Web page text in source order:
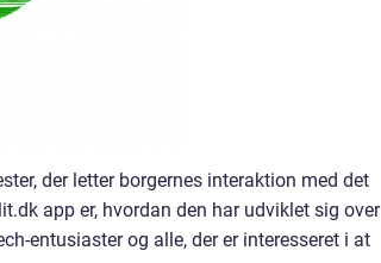
der letter borgernes interaktion med det
app er, hvordan den har udviklet sig over
entusiaster og alle, der er interesseret i at